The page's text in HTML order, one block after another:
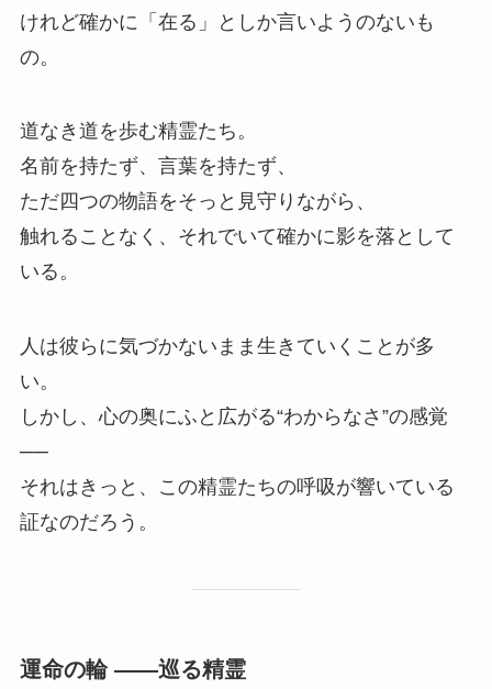
けれど確かに「在る」としか言いようのないも
の。
道なき道を歩む精霊たち。
名前を持たず、言葉を持たず、
ただ四つの物語をそっと見守りながら、
触れることなく、それでいて確かに影を落として
いる。
人は彼らに気づかないまま生きていくことが多
い。
しかし、心の奥にふと広がる“わからなさ”の感覚
──
それはきっと、この精霊たちの呼吸が響いている
証なのだろう。
運命の輪 ――巡る精霊